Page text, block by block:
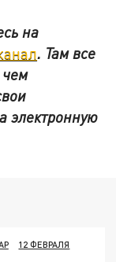
на
. Там все
чем
электронную
12 ФЕВРАЛЯ